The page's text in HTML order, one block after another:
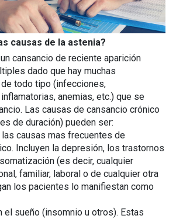
causas de la astenia?
cansancio de reciente aparición
dado que hay muchas
todo tipo (infecciones,
anemias, etc.) que se
Las causas de cansancio crónico
de duración) pueden ser:
causas mas frecuentes de
Incluyen la depresión, los trastornos
(es decir, cualquier
familiar, laboral o de cualquier otra
los pacientes lo manifiestan como
el sueño (insomnio u otros). Estas